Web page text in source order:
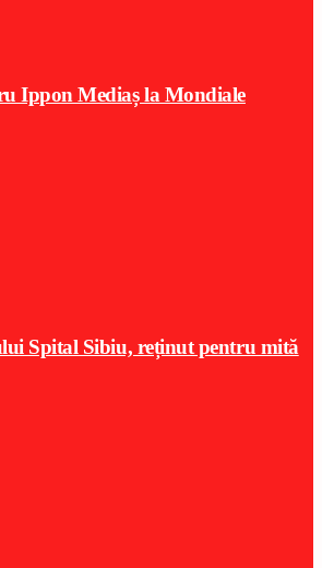
Ippon Mediaș la Mondiale
Spital Sibiu, reținut pentru mită